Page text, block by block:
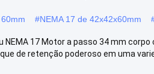
#NEMA 17 de 42x42x60mm
NEMA 17 Motor a passo 34 mm
de retenção poderoso em uma